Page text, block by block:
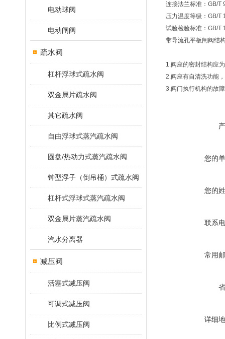
电动球阀
电动闸阀
疏水阀
杠杆浮球式疏水阀
双金属片疏水阀
其它疏水阀
自由浮球式蒸汽疏水阀
圆盘/热动力式蒸汽疏水阀
钟型浮子（倒吊桶）式疏水阀
杠杆式浮球式蒸汽疏水阀
双金属片蒸汽疏水阀
汽水分离器
减压阀
活塞式减压阀
可调式减压阀
比例式减压阀
连接法兰标准：GB/T
压力温度等级：GB/T
试验检验标准：GB/T
带导流孔平板闸阀结
1.阀座的密封结构应
2.阀座有自清洗功能
3.阀门执行机构的故
您的
您的
联系
常用
详细